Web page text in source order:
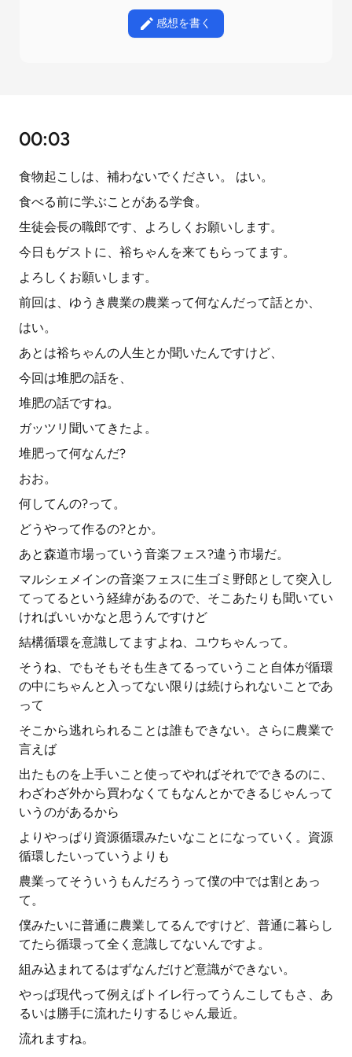
感想を書く
00:03
食物起こしは、補わないでください。 はい。
食べる前に学ぶことがある学食。
生徒会長の職郎です、よろしくお願いします。
今日もゲストに、裕ちゃんを来てもらってます。
よろしくお願いします。
前回は、ゆうき農業の農業って何なんだって話とか、
はい。
あとは裕ちゃんの人生とか聞いたんですけど、
今回は堆肥の話を、
堆肥の話ですね。
ガッツリ聞いてきたよ。
堆肥って何なんだ?
おお。
何してんの?って。
どうやって作るの?とか。
あと森道市場っていう音楽フェス?違う市場だ。
マルシェメインの音楽フェスに生ゴミ野郎として突入し
てってるという経緯があるので、そこあたりも聞いてい
ければいいかなと思うんですけど
結構循環を意識してますよね、ユウちゃんって。
そうね、でもそもそも生きてるっていうこと自体が循環
の中にちゃんと入ってない限りは続けられないことであ
って
そこから逃れられることは誰もできない。さらに農業で
言えば
出たものを上手いこと使ってやればそれでできるのに、
わざわざ外から買わなくてもなんとかできるじゃんって
いうのがあるから
よりやっぱり資源循環みたいなことになっていく。資源
循環したいっていうよりも
農業ってそういうもんだろうって僕の中では割とあっ
て。
僕みたいに普通に農業してるんですけど、普通に暮らし
てたら循環って全く意識してないんですよ。
組み込まれてるはずなんだけど意識ができない。
やっぱ現代って例えばトイレ行ってうんこしてもさ、あ
るいは勝手に流れたりするじゃん最近。
流れますね。